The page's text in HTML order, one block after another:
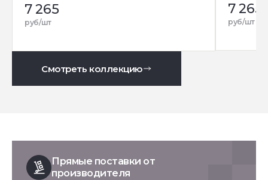
7 265
руб/шт
7 265
руб/шт
Смотреть коллекцию
Прямые поставки от
производителя